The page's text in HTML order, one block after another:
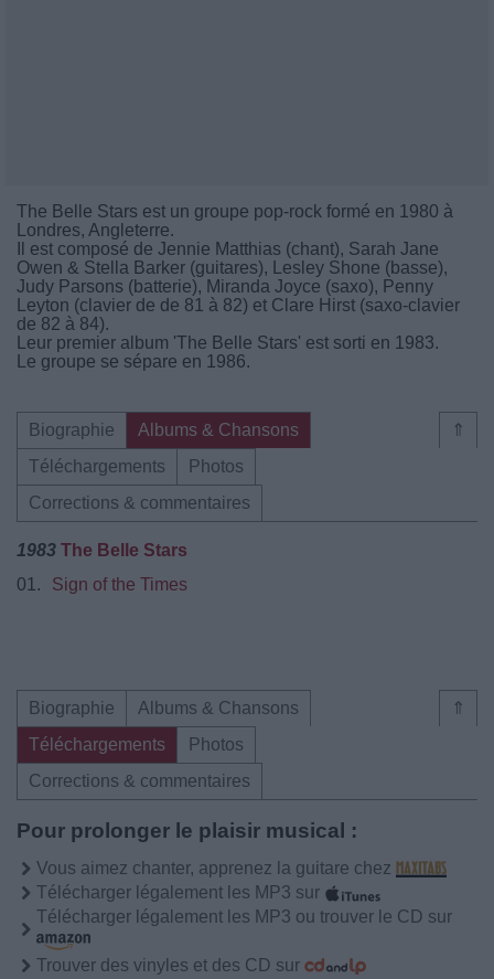
The Belle Stars est un groupe pop-rock formé en 1980 à
Londres, Angleterre.
Il est composé de Jennie Matthias (chant), Sarah Jane
Owen & Stella Barker (guitares), Lesley Shone (basse),
Judy Parsons (batterie), Miranda Joyce (saxo), Penny
Leyton (clavier de de 81 à 82) et Clare Hirst (saxo-clavier
de 82 à 84).
Leur premier album 'The Belle Stars' est sorti en 1983.
Le groupe se sépare en 1986.
⇑
Biographie
Albums & Chansons
Téléchargements
Photos
Corrections & commentaires
1983 The Belle Stars
01.
Sign of the Times
⇑
Biographie
Albums & Chansons
Téléchargements
Photos
Corrections & commentaires
Pour prolonger le plaisir musical :
Vous aimez chanter, apprenez la guitare chez
Télécharger légalement les MP3 sur
Télécharger légalement les MP3 ou trouver le CD sur
Trouver des vinyles et des CD sur